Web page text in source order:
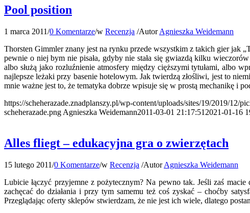
Pool position
1 marca 2011/0 Komentarze/w Recenzja /AutorAgnieszka Weidemann
Thorsten Gimmler znany jest na rynku przede wszystkim z takich gier jak
pewnie o niej bym nie pisała, gdyby nie stała się gwiazdą kilku
albo służą jako rozluźnienie atmosfery między cięższymi tytułami, albo
najlepsze leżaki przy basenie hotelowym. Jak twierdzą złośliwi, jest to
mnie ważne jest to, że tematyka dobrze wpisuje się w prostą mechanikę i
https://scheherazade.znadplanszy.pl/wp-content/uploads/sites/19/2019/12/
scheherazade.png Agnieszka Weidemann2011-03-01 21:17:51 2021-01-16
Alles fliegt – edukacyjna gra o zwierzętach
15 lutego 2011/0 Komentarze/w Recenzja /AutorAgnieszka Weidemann
Lubicie łączyć przyjemne z pożytecznym? Na pewno tak. Jeśli zaś
zachęcać do działania i przy tym samemu też coś zyskać – choćby
Przeglądając oferty sklepów stwierdzam, że nie jest ich wiele, dlatego